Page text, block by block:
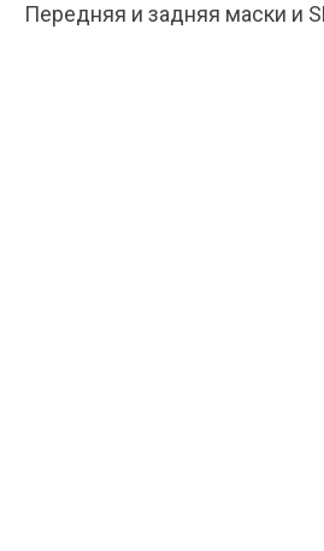
Передняя и задняя маски и